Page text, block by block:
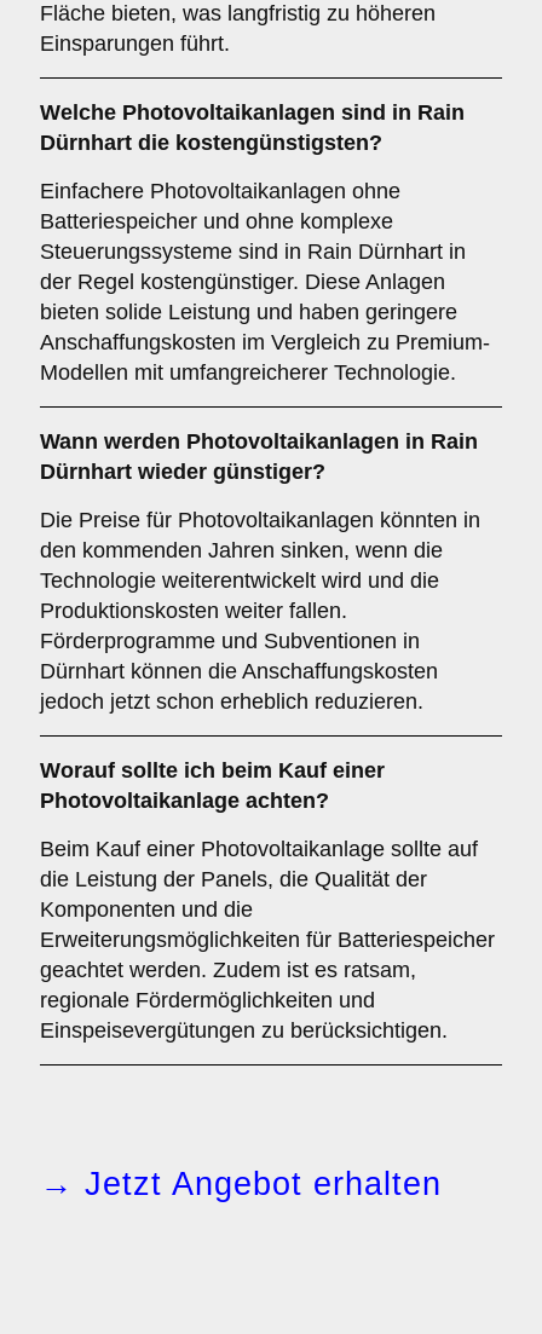
Fläche bieten, was langfristig zu höheren
Einsparungen führt.
Welche Photovoltaikanlagen sind in Rain
Dürnhart die kostengünstigsten?
Einfachere Photovoltaikanlagen ohne
Batteriespeicher und ohne komplexe
Steuerungssysteme sind in Rain Dürnhart in
der Regel kostengünstiger. Diese Anlagen
bieten solide Leistung und haben geringere
Anschaffungskosten im Vergleich zu Premium-
Modellen mit umfangreicherer Technologie.
Wann werden Photovoltaikanlagen in Rain
Dürnhart wieder günstiger?
Die Preise für Photovoltaikanlagen könnten in
den kommenden Jahren sinken, wenn die
Technologie weiterentwickelt wird und die
Produktionskosten weiter fallen.
Förderprogramme und Subventionen in
Dürnhart können die Anschaffungskosten
jedoch jetzt schon erheblich reduzieren.
Worauf sollte ich beim Kauf einer
Photovoltaikanlage achten?
Beim Kauf einer Photovoltaikanlage sollte auf
die Leistung der Panels, die Qualität der
Komponenten und die
Erweiterungsmöglichkeiten für Batteriespeicher
geachtet werden. Zudem ist es ratsam,
regionale Fördermöglichkeiten und
Einspeisevergütungen zu berücksichtigen.
→ Jetzt Angebot erhalten